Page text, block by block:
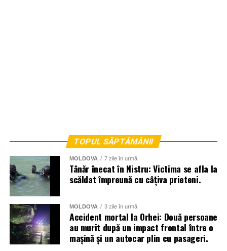
TOPUL SĂPTĂMÂNII
MOLDOVA 7 zile în urmă
Tânăr înecat în Nistru: Victima se afla la
scăldat împreună cu câțiva prieteni.
MOLDOVA 3 zile în urmă
Accident mortal la Orhei: Două persoane
au murit după un impact frontal între o
mașină și un autocar plin cu pasageri.